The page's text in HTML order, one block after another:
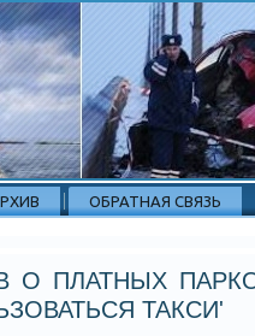
ОБРАТНАЯ СВЯЗЬ
О ПЛАТНЫХ
ТАКСИ'